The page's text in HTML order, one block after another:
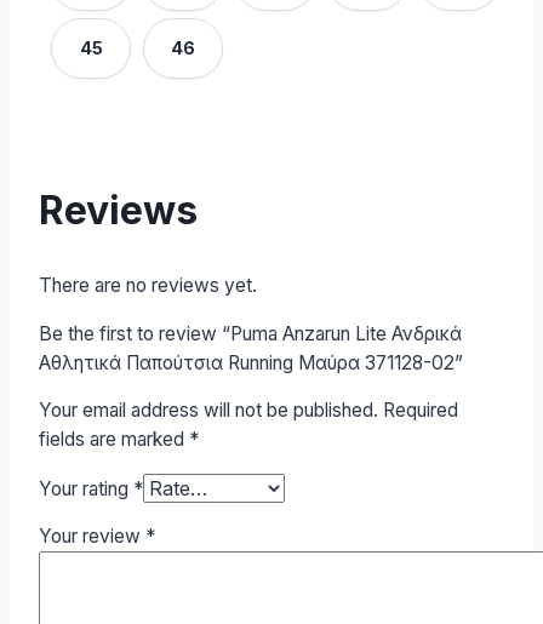
45 46
Reviews
There are no reviews yet.
Be the first to review “Puma Anzarun Lite Ανδρικά
Αθλητικά Παπούτσια Running Μαύρα 371128-02”
Your email address will not be published. Required
fields are marked *
Your rating *
Your review *